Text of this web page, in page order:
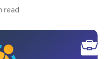
read